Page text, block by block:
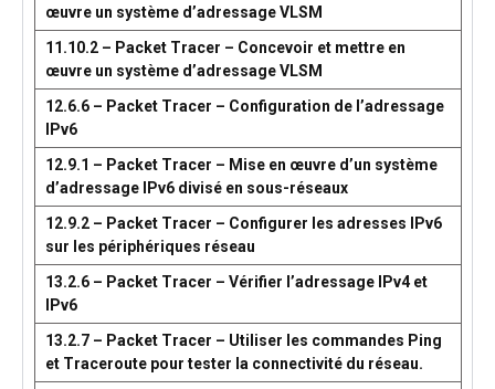
œuvre un système d’adressage VLSM
11.10.2 – Packet Tracer – Concevoir et mettre en
œuvre un système d’adressage VLSM
12.6.6 – Packet Tracer – Configuration de l’adressage
IPv6
12.9.1 – Packet Tracer – Mise en œuvre d’un système
d’adressage IPv6 divisé en sous-réseaux
12.9.2 – Packet Tracer – Configurer les adresses IPv6
sur les périphériques réseau
13.2.6 – Packet Tracer – Vérifier l’adressage IPv4 et
IPv6
13.2.7 – Packet Tracer – Utiliser les commandes Ping
et Traceroute pour tester la connectivité du réseau.